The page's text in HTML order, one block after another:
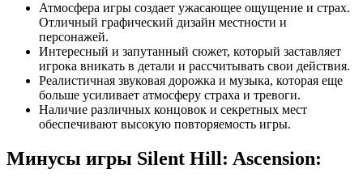
Атмосфера игры создает ужасающее ощущение и страх.
Отличный графический дизайн местности и
персонажей.
Интересный и запутанный сюжет, который заставляет
игрока вникать в детали и рассчитывать свои действия.
Реалистичная звуковая дорожка и музыка, которая еще
больше усиливает атмосферу страха и тревоги.
Наличие различных концовок и секретных мест
обеспечивают высокую повторяемость игры.
Минусы игры Silent Hill: Ascension: